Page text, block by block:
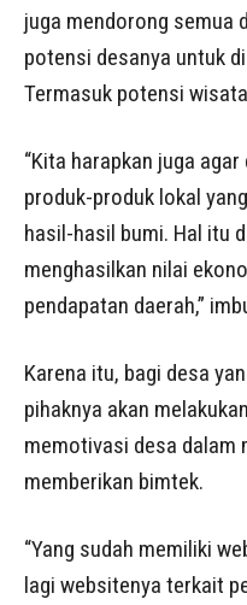
juga mendorong semua
potensi desanya untuk
Termasuk potensi
“Kita harapkan juga
produk-produk lokal
hasil-hasil bumi. Hal itu
menghasilkan nilai
pendapatan daerah,”
Karena itu, bagi desa
pihaknya akan
memotivasi desa dalam
memberikan bimtek.
“Yang sudah memiliki
lagi websitenya terkait